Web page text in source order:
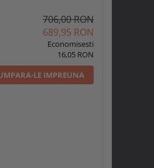
706,00 RON
689,95 RON
Economisesti
16,05 RON
LE IMPREUNA